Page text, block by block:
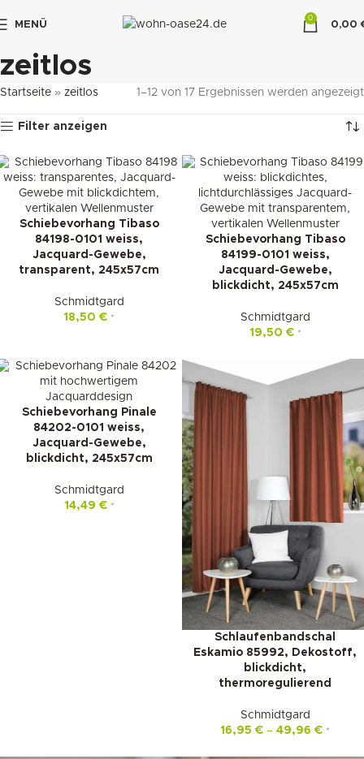
MENÜ
0
0,00
zeitlos
Startseite » zeitlos 1–12 von 17 Ergebnissen werden angezeigt
Filter anzeigen
Schiebevorhang Tibaso
84198-0101 weiss,
Jacquard-Gewebe,
transparent, 245x57cm
Schmidtgard
18,50 € *
Schiebevorhang Tibaso
84199-0101 weiss,
Jacquard-Gewebe,
blickdicht, 245x57cm
Schmidtgard
19,50 € *
Schiebevorhang Pinale
84202-0101 weiss,
Jacquard-Gewebe,
blickdicht, 245x57cm
Schmidtgard
14,49 € *
Schlaufenbandschal
Eskamio 85992, Dekostoff,
blickdicht,
thermoregulierend
Schmidtgard
16,95 € – 49,96 € *